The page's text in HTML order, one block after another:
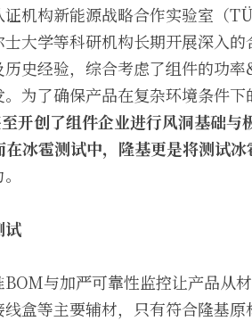
机构新能源战略合作实验室（
大学等科研机构长期开展深入
史经验，综合考虑了组件的功
为了确保产品在复杂环境条件
开创了组件企业进行风洞基础与
在冰雹测试中，隆基更是将测试
试
与加严可靠性监控让产品从
盒等主要辅材，只有符合隆基